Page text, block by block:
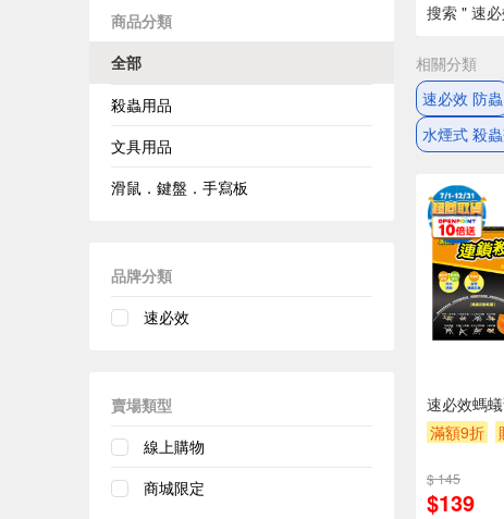
商品分類
全部
殺蟲用品
文具用品
滑鼠．鍵盤．手寫板
品牌分類
速必效
賣場類型
線上購物
商城限定
搜索 " 速
相關分類
速必效 防蟲
水煙式 殺
速必效螞
滿額9折
$ 145
$139